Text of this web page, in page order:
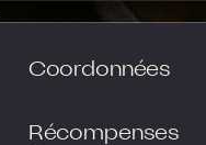
Coordonnées
Récompenses